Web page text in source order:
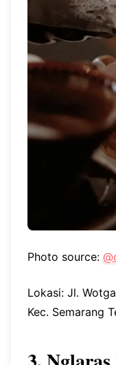
Photo source:
Lokasi: Jl.
Kec. Semarang